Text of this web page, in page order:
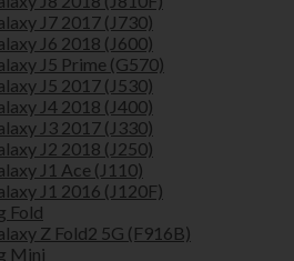
J7 2017 (J730)
J6 2018 (J600)
J5 Prime (G570)
J5 2017 (J530)
J4 2018 (J400)
J3 2017 (J330)
J2 2018 (J250)
J1 Ace (J110)
J1 2016 (J120F)
Fold
Z Fold2 5G (F916B)
Mini